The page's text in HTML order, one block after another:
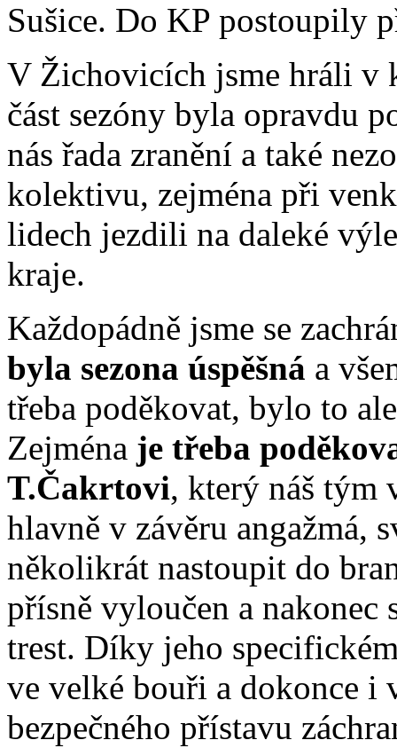
Sušice. Do KP postoupily
V Žichovicích jsme hráli v
část sezóny byla opravdu
nás řada zranění a také
kolektivu, zejména při
lidech jezdili na daleké
kraje.
Každopádně jsme se
byla sezona úspěšná a
třeba poděkovat, bylo to
Zejména je třeba
T.Čakrtovi, který náš tým
hlavně v závěru angažmá,
několikrát nastoupit do
přísně vyloučen a
trest. Díky jeho
ve velké bouři a dokonce
bezpečného přístavu